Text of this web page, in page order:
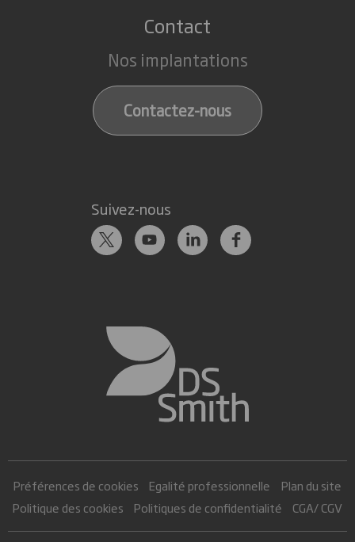
Contact
Nos implantations
Contactez-nous
Suivez-nous
Préférences de cookies Egalité professionnelle
Plan du site
Politique des cookies
Politiques de confidentialité CGA/ CGV